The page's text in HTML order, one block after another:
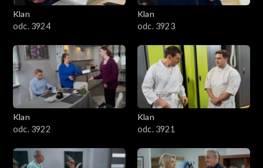
Klan
odc. 3924
Klan
odc. 3923
Klan
odc. 3922
Klan
odc. 3921